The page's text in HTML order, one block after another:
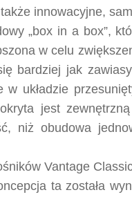
innowacyjne,
„box in a box”,
w celu
bardziej jak
w układzie
jest
niż obudowa
Vantage
ta została